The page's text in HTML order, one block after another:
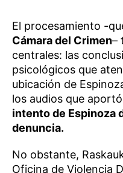
El procesamiento -
Cámara del Crimen–
centrales: las
psicológicos que
ubicación de
los audios que
intento de Espinoza
denuncia.
No obstante,
Oficina de Violencia